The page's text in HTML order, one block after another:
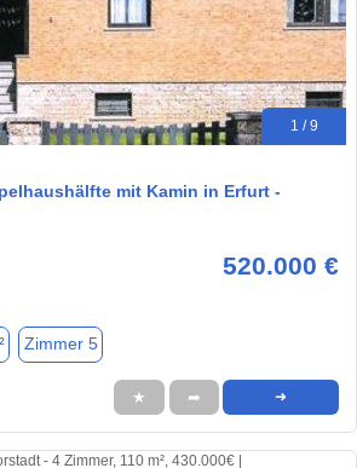
1 / 9
mit Kamin in Erfurt -
520.000 €
Zimmer 5
★ ➦ ➜